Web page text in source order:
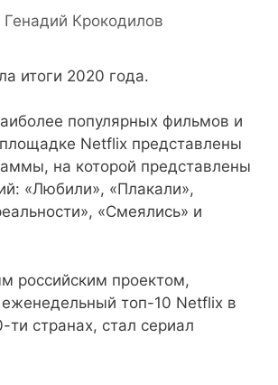
Генадий Крокодилов
итоги 2020 года.
популярных фильмов и
Netflix представлены
на которой представлены
«Любили», «Плакали»,
«Смеялись» и
российским проектом,
топ-10 Netflix в
странах, стал сериал